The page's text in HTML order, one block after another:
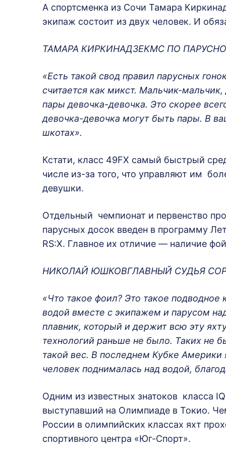
А спортсменка из Сочи Тамара
экипаж состоит из двух человек. И
ТАМАРА КИРКИНАДЗЕКМС ПО
«Есть такой свод правил парусных
считается как микст. Мальчик-
пары девочка-девочка. Это скорее
девочка-девочка могут быть пары. В
шкотах».
Кстати, класс 49FX самый быстрый
числе из-за того, что управляют им
девушки.
Отдельный чемпионат и первенство
парусных досок введен в программу
RS:X. Главное их отличие — наличие
НИКОЛАЙ ЮШКОВГЛАВНЫЙ СУДЬЯ
«Что такое фоил? Это такое
водой вместе с экипажем и парусом
плавник, который и держит всю эту
технологий раньше не было. Таких не
такой вес. В последнем Кубке Америки
человек поднималась над водой,
Одним из известных знатоков класса
выступавший на Олимпиаде в Токио.
России в олимпийских классах яхт
спортивного центра «Юг-Спорт».